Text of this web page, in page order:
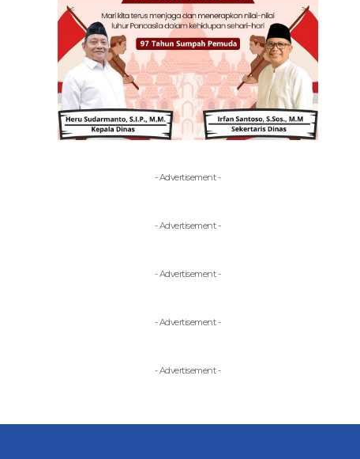
- Advertisement -
- Advertisement -
- Advertisement -
- Advertisement -
- Advertisement -